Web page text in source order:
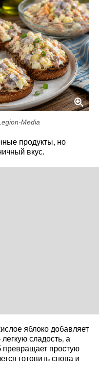
Media
продукты, но
вкус.
яблоко добавляет
сладость, а
простую
готовить снова и